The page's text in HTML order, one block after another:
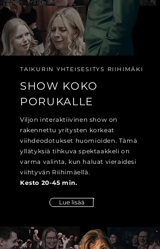
TAIKURIN YHTEISESITYS RIIHIMÄKI
SHOW KOKO
PORUKALLE
Viljon interaktiivinen show on
rakennettu yritysten korkeat
viihdeodotukset huomioiden. Tämä
yllätyksiä tihkuva spektaakkeli on
varma valinta, kun haluat vieraidesi
viihtyvän Riihimäellä.
Kesto 20-45 min.
Lue lisää